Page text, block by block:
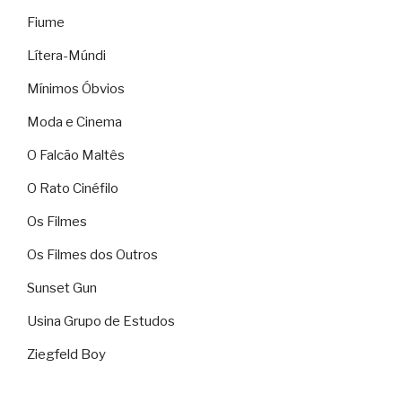
Fiume
Lítera-Múndi
Mínimos Óbvios
Moda e Cinema
O Falcão Maltês
O Rato Cinéfilo
Os Filmes
Os Filmes dos Outros
Sunset Gun
Usina Grupo de Estudos
Ziegfeld Boy